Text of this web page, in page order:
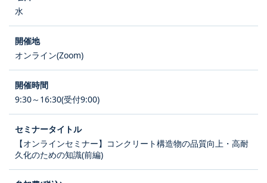
水
オンライン(Zoom)
9:30～16:30(受付9:00)
【オンラインセミナー】コンクリート構造物の品質向上・高耐
久化のための知識(前編)